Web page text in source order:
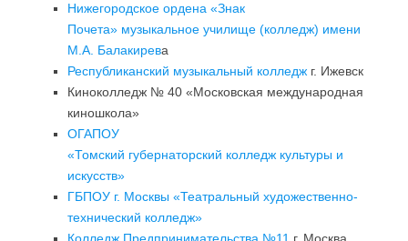
Нижегородское ордена «Знак
Почета» музыкальное училище (колледж) имени
М.А. Балакирева
Республиканский музыкальный колледж г. Ижевск
Киноколледж № 40 «Московская международная
киношкола»
ОГАПОУ
«Томский губернаторский колледж культуры и
искусств»
ГБПОУ г. Москвы «Театральный художественно-
технический колледж»